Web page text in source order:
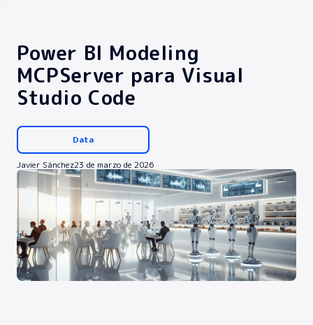
Power BI Modeling
MCPServer para Visual
Studio Code
Data
Javier Sánchez23 de marzo de 2026